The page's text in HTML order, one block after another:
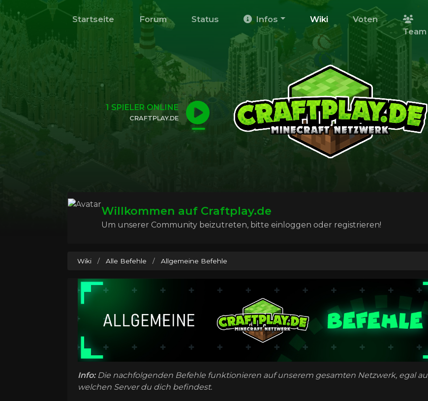
Startseite Forum Status Infos Wiki
Voten
Team
1 SPIELER ONLINE
CRAFTPLAY.DE
KLICKE HIER, UM DIE IP ZU KOPIEREN
Willkommen auf Craftplay.de
Um unserer Community beizutreten, bitte einloggen oder registrieren!
Wiki / Alle Befehle / Allgemeine Befehle
Info: Die nachfolgenden Befehle funktionieren auf unserem gesamten Netzwerk, egal
welchen Server du dich befindest.